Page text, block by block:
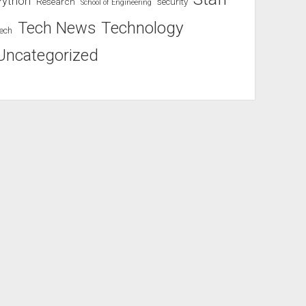
School of Engineering
Tech News Technology